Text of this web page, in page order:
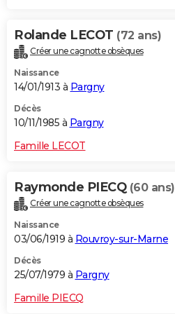
Rolande LECOT (72 ans)
Créer une cagnotte obsèques
Naissance
14/01/1913 à Pargny
Décès
10/11/1985 à Pargny
Famille LECOT
Raymonde PIECQ (60 ans)
Créer une cagnotte obsèques
Naissance
03/06/1919 à Rouvroy-sur-Marne
Décès
25/07/1979 à Pargny
Famille PIECQ